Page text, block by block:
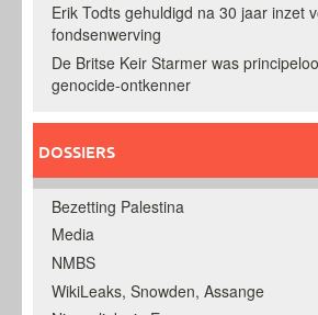
Erik Todts gehuldigd na 30 jaar inzet
fondsenwerving
De Britse Keir Starmer was
genocide-ontkenner
DOSSIERS
Bezetting Palestina
Media
NMBS
WikiLeaks, Snowden, Assange